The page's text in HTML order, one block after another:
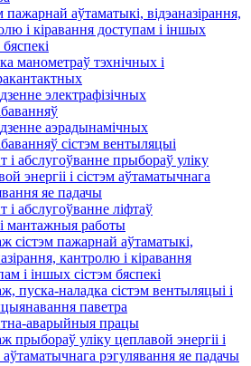
пажарнай аўтаматыкі, відэаназірання,
і кіравання доступам і іншых
бяспекі
манометраў тэхнічных і
электрафізічных
аэрадынамічных
сістэм вентыляцыі
і абслугоўванне прыбораў уліку
энергіі і сістэм аўтаматычнага
яе падачы
і абслугоўванне ліфтаў
мантажныя работы
сістэм пажарнай аўтаматыкі,
кантролю і кіравання
і іншых сістэм бяспекі
пуска-наладка сістэм вентыляцыі і
паветра
аварыйныя працы
прыбораў уліку цеплавой энергіі і
аўтаматычнага рэгулявання яе падачы